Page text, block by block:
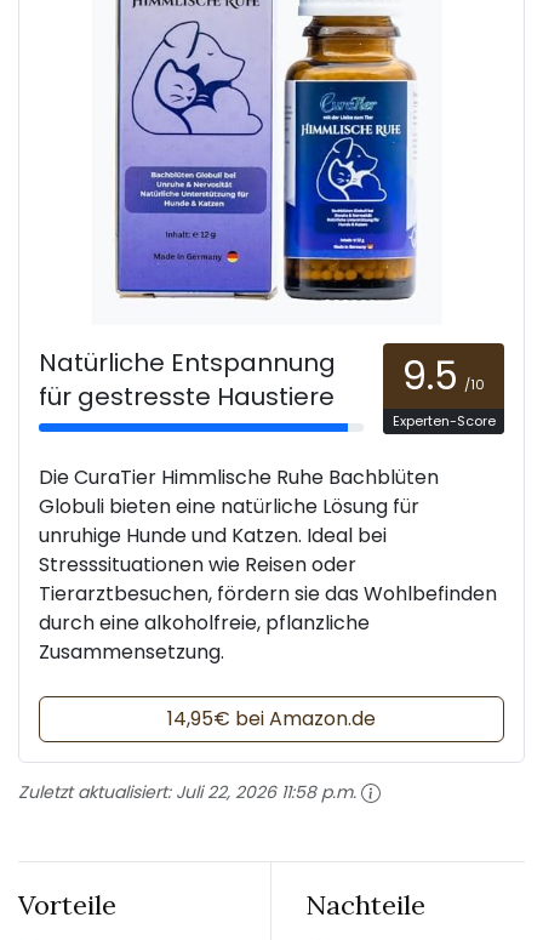
Natürliche Entspannung
für gestresste Haustiere
9.5 /10
Experten-Score
Die CuraTier Himmlische Ruhe Bachblüten
Globuli bieten eine natürliche Lösung für
unruhige Hunde und Katzen. Ideal bei
Stresssituationen wie Reisen oder
Tierarztbesuchen, fördern sie das Wohlbefinden
durch eine alkoholfreie, pflanzliche
Zusammensetzung.
14,95€ bei Amazon.de
Zuletzt aktualisiert: Juli 22, 2026 11:58 p.m.
Vorteile Nachteile